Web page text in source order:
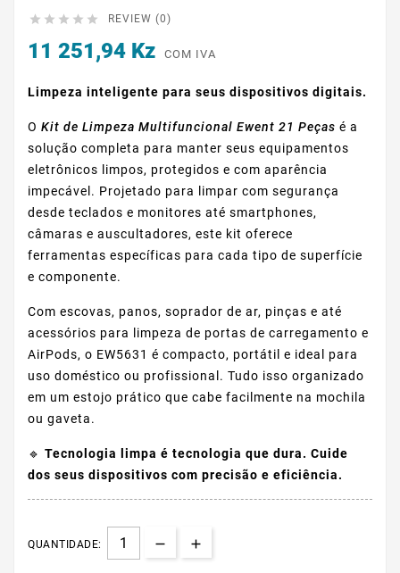
     REVIEW (0)
11 251,94 Kz COM IVA
Limpeza inteligente para seus dispositivos digitais.
O Kit de Limpeza Multifuncional Ewent 21 Peças é a
solução completa para manter seus equipamentos
eletrônicos limpos, protegidos e com aparência
impecável. Projetado para limpar com segurança
desde teclados e monitores até smartphones,
câmaras e auscultadores, este kit oferece
ferramentas específicas para cada tipo de superfície
e componente.
Com escovas, panos, soprador de ar, pinças e até
acessórios para limpeza de portas de carregamento e
AirPods, o EW5631 é compacto, portátil e ideal para
uso doméstico ou profissional. Tudo isso organizado
em um estojo prático que cabe facilmente na mochila
ou gaveta.
🔹 Tecnologia limpa é tecnologia que dura. Cuide
dos seus dispositivos com precisão e eficiência.
QUANTIDADE: